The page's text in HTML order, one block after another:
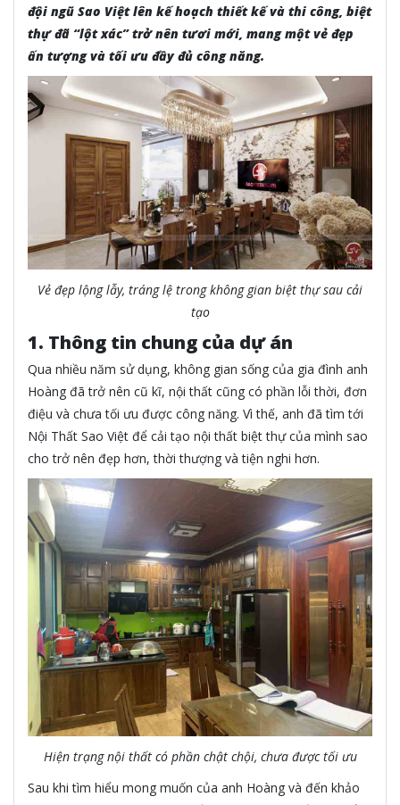
đội ngũ Sao Việt lên kế hoạch thiết kế và thi công, biệt
thự đã “lột xác” trở nên tươi mới, mang một vẻ đẹp
ấn tượng và tối ưu đầy đủ công năng.
Vẻ đẹp lộng lẫy, tráng lệ trong không gian biệt thự sau cải
tạo
1. Thông tin chung của dự án
Qua nhiều năm sử dụng, không gian sống của gia đình anh
Hoàng đã trở nên cũ kĩ, nội thất cũng có phần lỗi thời, đơn
điệu và chưa tối ưu được công năng. Vì thế, anh đã tìm tới
Nội Thất Sao Việt để cải tạo nội thất biệt thự của mình sao
cho trở nên đẹp hơn, thời thượng và tiện nghi hơn.
Hiện trạng nội thất có phần chật chội, chưa được tối ưu
Sau khi tìm hiểu mong muốn của anh Hoàng và đến khảo